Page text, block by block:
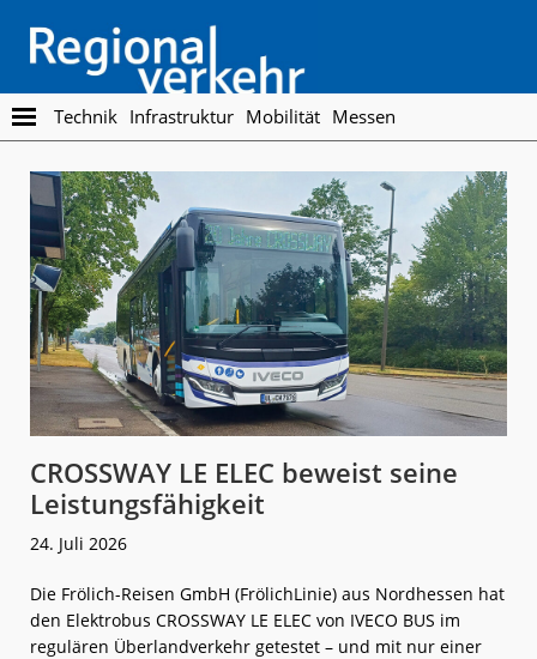
main
content
footer
Regionalverkehr
Die
Fachzeitschrift
den
Öffentlichen
Personennahverkehr
Technik Infrastruktur Mobilität Messen
CROSSWAY LE ELEC beweist seine
Leistungsfähigkeit
24. Juli 2026
Die Frölich-Reisen GmbH (FrölichLinie) aus Nordhessen hat
den Elektrobus CROSSWAY LE ELEC von IVECO BUS im
regulären Überlandverkehr getestet – und mit nur einer